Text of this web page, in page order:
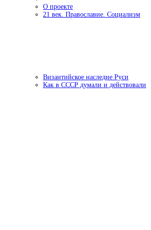
О проекте
21 век. Православие. Социализм
Византийское наследие Руси
Как в СССР думали и действовали